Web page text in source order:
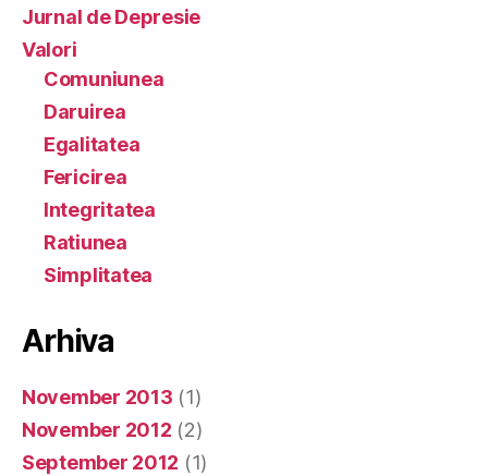
Jurnal de Depresie
Valori
Comuniunea
Daruirea
Egalitatea
Fericirea
Integritatea
Ratiunea
Simplitatea
Arhiva
November 2013 (1)
November 2012 (2)
September 2012 (1)